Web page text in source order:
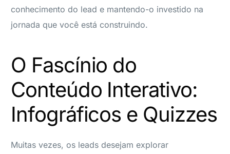
conhecimento do lead e mantendo-o investido na
jornada que você está construindo.
O Fascínio do
Conteúdo Interativo:
Infográficos e Quizzes
Muitas vezes, os leads desejam explorar